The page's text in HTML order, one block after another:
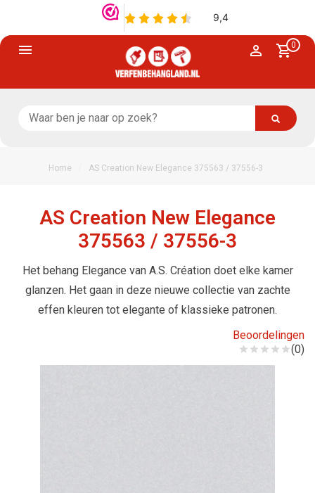
0
Home AS Creation New Elegance 375563 / 37556-3
AS Creation New Elegance
375563 / 37556-3
Het behang Elegance van A.S. Création doet elke kamer
glanzen. Het gaan in deze nieuwe collectie van zachte
effen kleuren tot elegante of klassieke patronen.
Beoordelingen
(0)